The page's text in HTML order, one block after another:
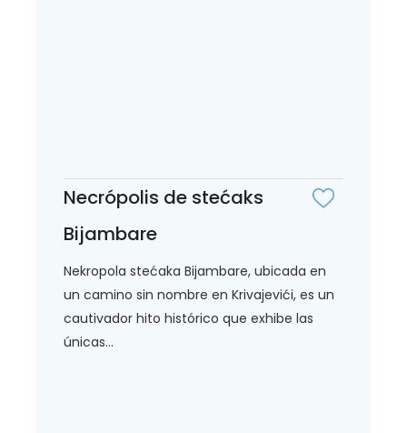
Necrópolis de stećaks
Bijambare
Nekropola stećaka Bijambare, ubicada en
un camino sin nombre en Krivajevići, es un
cautivador hito histórico que exhibe las
únicas...